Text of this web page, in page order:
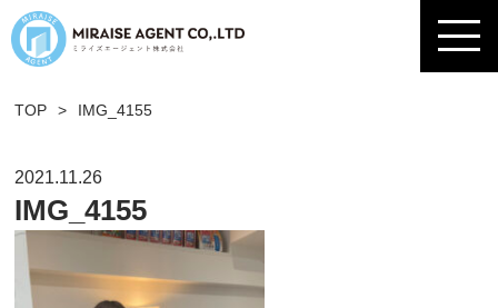
TOP > IMG_4155
2021.11.26
IMG_4155